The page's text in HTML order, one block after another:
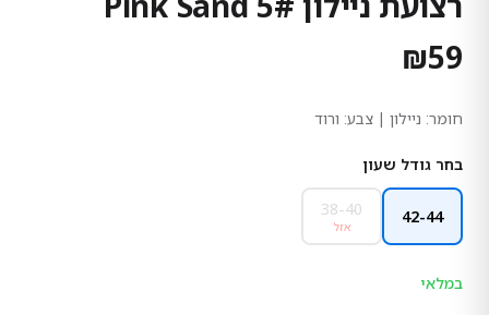
₪59
חומר: ניילון | צבע: ורוד
בחר גודל שעון
42-44
38-40
אזל
במלאי